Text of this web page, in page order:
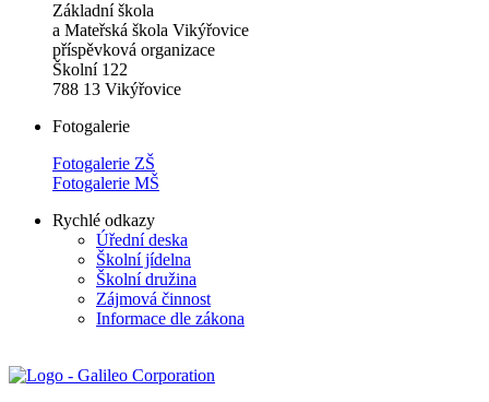
Základní škola
a Mateřská škola Vikýřovice
příspěvková organizace
Školní 122
788 13 Vikýřovice
Fotogalerie
Fotogalerie ZŠ
Fotogalerie MŠ
Rychlé odkazy
Úřední deska
Školní jídelna
Školní družina
Zájmová činnost
Informace dle zákona